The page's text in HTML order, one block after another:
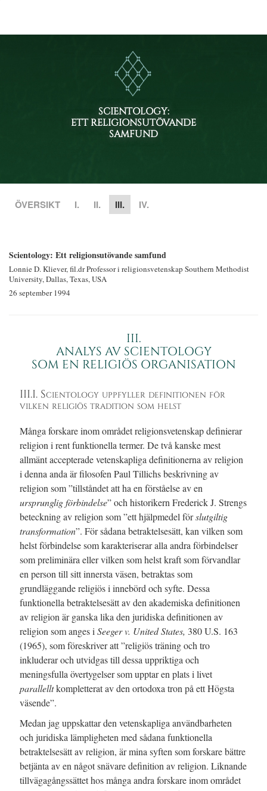
SCIENTOLOGY:
ETT RELIGIONSUTÖVANDE
SAMFUND
ÖVERSIKT I. II. III. IV.
Scientology: Ett religionsutövande samfund
Lonnie D. Kliever, fil.drProfessor i religionsvetenskap Southern Methodist
University,Dallas, Texas, USA
26 september 1994
III.
ANALYS AV SCIENTOLOGY
SOM EN RELIGIÖS ORGANISATION
III.I. Scientology uppfyller definitionen för
vilken religiös tradition som helst
Många forskare inom området religionsvetenskap definierar
religion i rent funktionella termer. De två kanske mest
allmänt accepterade vetenskapliga definitionerna av religion
i denna anda är filosofen Paul Tillichs beskrivning av
religion som ”tillståndet att ha en förståelse av en
ursprunglig förbindelse” och historikern Frederick J. Strengs
beteckning av religion som ”ett hjälpmedel förslutgiltig
transformation”. För sådana betraktelsesätt, kan vilken som
helst förbindelse som karakteriserar alla andra förbindelser
som preliminära eller vilken som helst kraft som förvandlar
en person till sitt innersta väsen, betraktas som
grundläggande religiös i innebörd och syfte. Dessa
funktionella betraktelsesätt av den akademiska definitionen
av religion är ganska lika den juridiska definitionen av
religion som anges i Seeger v. United States, 380 U.S. 163
(1965), som föreskriver att ”religiös träning och tro
inkluderar och utvidgas till dessa uppriktiga och
meningsfulla övertygelser som upptar en plats i livet
parallelltkompletterat av den ortodoxa tron på ett Högsta
väsende”.
Medan jag uppskattar den vetenskapliga användbarheten
och juridiska lämpligheten med sådana funktionella
betraktelsesätt av religion, är mina syften som forskare bättre
betjänta av en något snävare definition av religion. Liknande
tillvägagångssättet hos många andra forskare inom området